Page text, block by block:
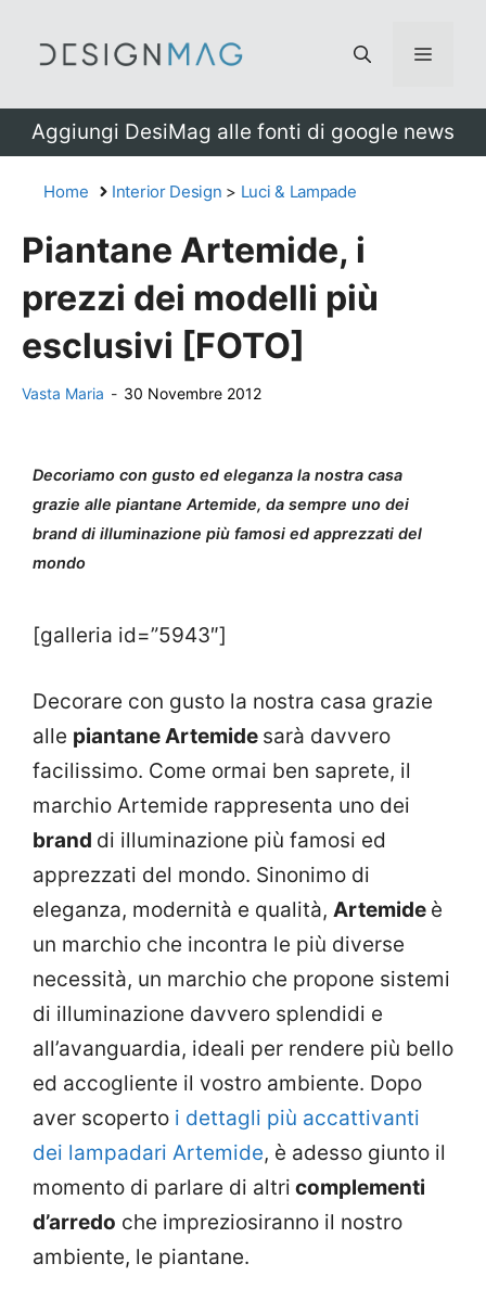
Menu
Aggiungi DesiMag alle fonti di google news
Home Interior Design > Luci & Lampade
Piantane Artemide, i
prezzi dei modelli più
esclusivi [FOTO]
Vasta Maria - 30 Novembre 2012
Decoriamo con gusto ed eleganza la nostra casa
grazie alle piantane Artemide, da sempre uno dei
brand di illuminazione più famosi ed apprezzati del
mondo
[galleria id=”5943″]
Decorare con gusto la nostra casa grazie
alle piantane Artemide sarà davvero
facilissimo. Come ormai ben saprete, il
marchio Artemide rappresenta uno dei
brand di illuminazione più famosi ed
apprezzati del mondo. Sinonimo di
eleganza, modernità e qualità, Artemide è
un marchio che incontra le più diverse
necessità, un marchio che propone sistemi
di illuminazione davvero splendidi e
all’avanguardia, ideali per rendere più bello
ed accogliente il vostro ambiente. Dopo
aver scoperto i dettagli più accattivanti
dei lampadari Artemide, è adesso giunto il
momento di parlare di altri complementi
d’arredo che impreziosiranno il nostro
ambiente, le piantane.